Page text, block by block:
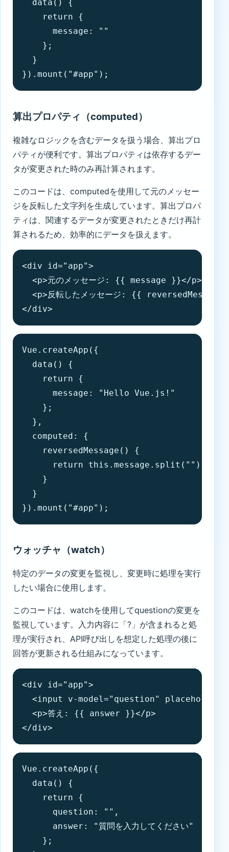
  data() {
    return {
      message: ""
    };
  }
}).mount("#app");
算出プロパティ（computed）
複雑なロジックを含むデータを扱う場合、算出プロ
パティが便利です。算出プロパティは依存するデー
タが変更された時のみ再計算されます。
このコードは、computedを使用して元のメッセー
ジを反転した文字列を生成しています。算出プロパ
ティは、関連するデータが変更されたときだけ再計
算されるため、効率的にデータを扱えます。
<div id="app">
  <p>元のメッセージ: {{ message }}</p>
<p>反転したメッセージ: {{ reversedMessage
</div>
Vue.createApp({
  data() {
    return {
      message: "Hello Vue.js!"
    };
  },
  computed: {
    reversedMessage() {
return
    }
  }
}).mount("#app");
ウォッチャ（watch）
特定のデータの変更を監視し、変更時に処理を実行
したい場合に使用します。
このコードは、watchを使用してquestionの変更を
監視しています。入力内容に「?」が含まれると処
理が実行され、API呼び出しを想定した処理の後に
回答が更新される仕組みになっています。
<div id="app">
<input v-model="question" placeholder="
  <p>答え: {{ answer }}</p>
</div>
Vue.createApp({
  data() {
    return {
      question: "",
      answer: "質問を入力してください"
    };